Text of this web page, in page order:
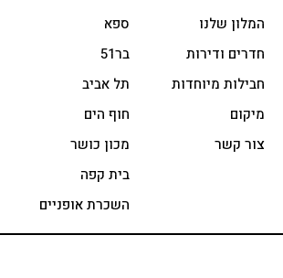
המלון שלנו
חדרים ודירות
חבילות מיוחדות
מיקום
צור קשר
ספא
בר51
תל אביב
חוף הים
מכון כושר
בית קפה
השכרת אופניים